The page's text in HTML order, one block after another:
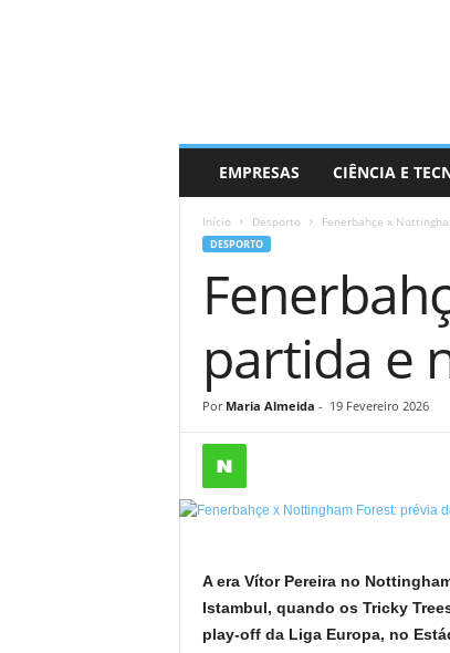
EMPRESAS CIÊNCIA E
Início Desporto Fenerbahçe x
DESPORTO
partida e
Por Maria Almeida - 19 Fevereiro 2026
A era Vítor Pereira no
Istambul, quando os Tricky
play-off da Liga Europa, no